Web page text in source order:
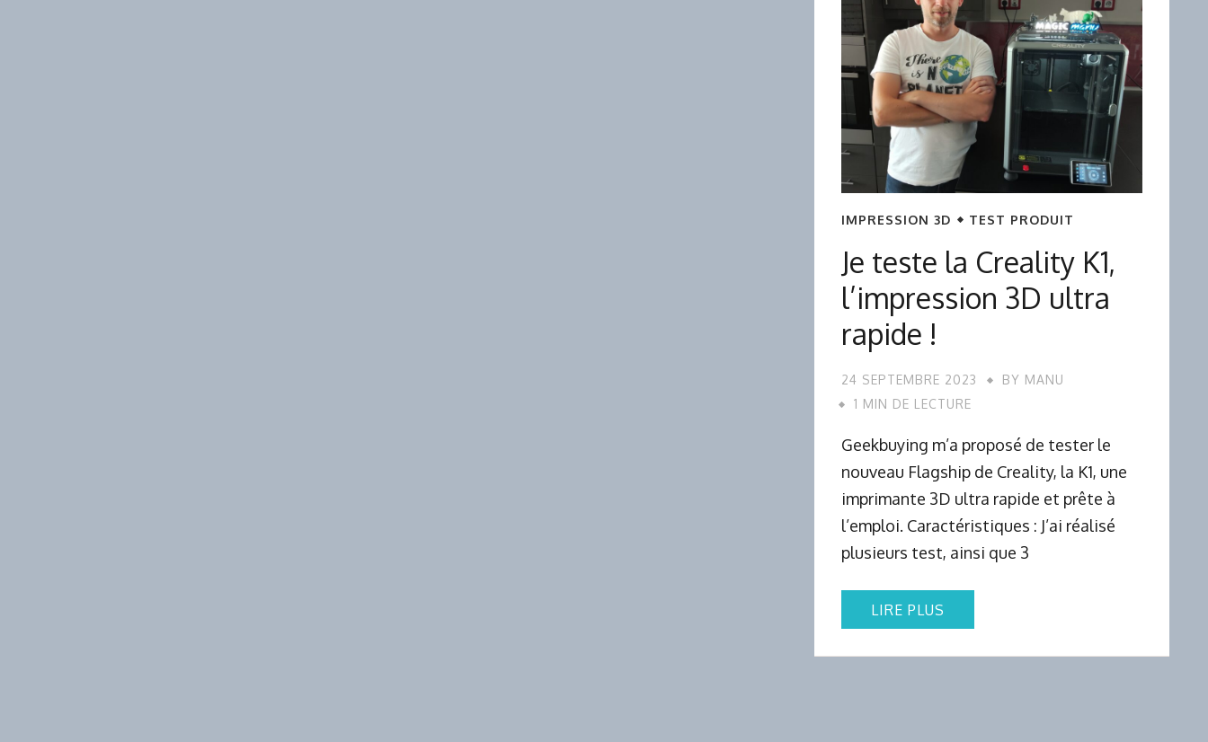
IMPRESSION 3D TEST PRODUIT
Je teste la Creality K1,
l’impression 3D ultra
rapide !
24 SEPTEMBRE 2023 BY MANU
1 MIN DE LECTURE
Geekbuying m’a proposé de tester le
nouveau Flagship de Creality, la K1, une
imprimante 3D ultra rapide et prête à
l’emploi. Caractéristiques : J’ai réalisé
plusieurs test, ainsi que 3
LIRE PLUS